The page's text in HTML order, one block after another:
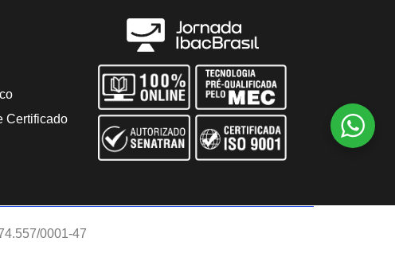
Certificado
0001-47